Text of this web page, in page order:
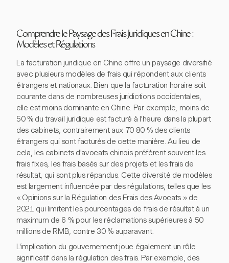
Comprendre le Paysage des Frais Juridiques en Chine :
Modèles et Régulations
La facturation juridique en Chine offre un paysage diversifié
avec plusieurs modèles de frais qui répondent aux clients
étrangers et nationaux. Bien que la facturation horaire soit
courante dans de nombreuses juridictions occidentales,
elle est moins dominante en Chine. Par exemple, moins de
50 % du travail juridique est facturé à l'heure dans la plupart
des cabinets, contrairement aux 70-80 % des clients
étrangers qui sont facturés de cette manière. Au lieu de
cela, les cabinets d'avocats chinois préfèrent souvent les
frais fixes, les frais basés sur des projets et les frais de
résultat, qui sont plus répandus. Cette diversité de modèles
est largement influencée par des régulations, telles que les
« Opinions sur la Régulation des Frais des Avocats » de
2021 qui limitent les pourcentages de frais de résultat à un
maximum de 6 % pour les réclamations supérieures à 50
millions de RMB, contre 30 % auparavant.
L'implication du gouvernement joue également un rôle
significatif dans la régulation des frais. Par exemple, des